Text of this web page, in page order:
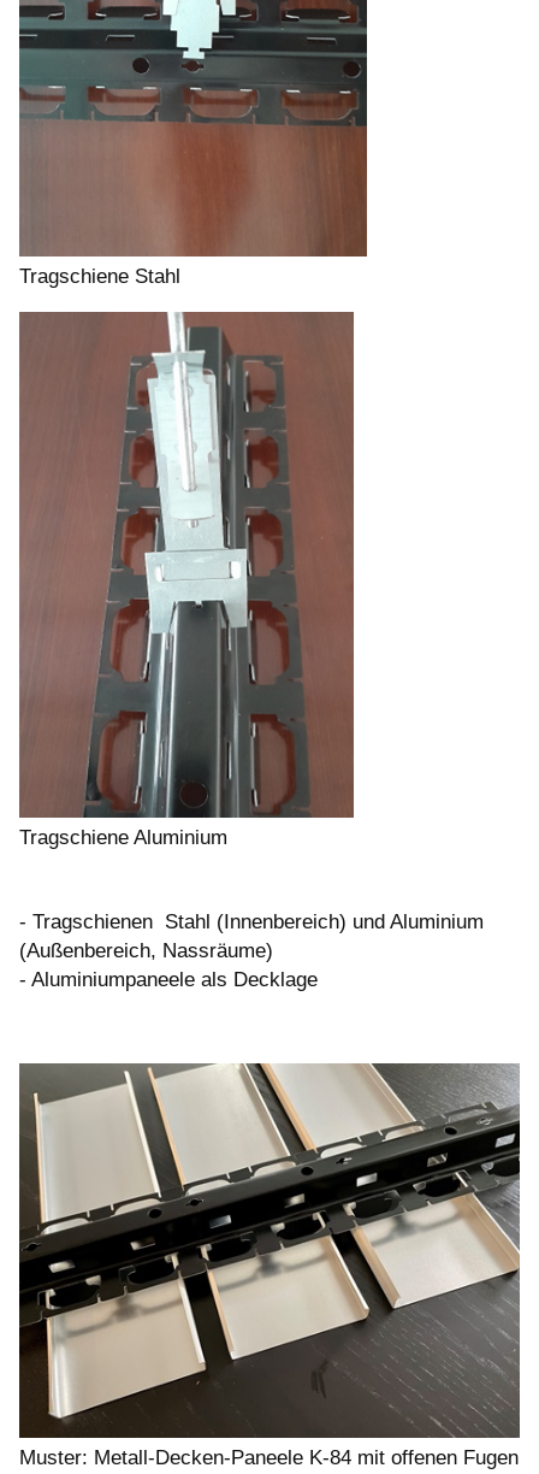
Tragschiene Stahl
Tragschiene Aluminium
- Tragschienen Stahl (Innenbereich) und Aluminium
(Außenbereich, Nassräume)
- Aluminiumpaneele als Decklage
Muster: Metall-Decken-Paneele K-84 mit offenen Fugen